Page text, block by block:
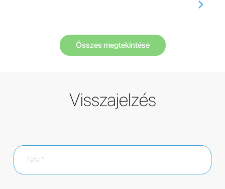
Összes megtekintése
Visszajelzés